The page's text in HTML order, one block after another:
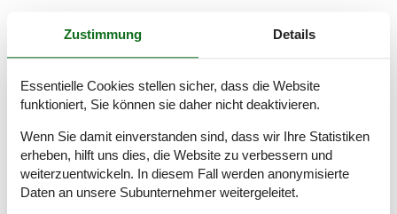
Raumaufteilung
Schlafzimmer
Kleinkindbett
Doppelbett - 180x200
Anbau
Doppelbett - 140x200
Zustimmung Details
Essentielle Cookies stellen sicher, dass die Website
funktioniert, Sie können sie daher nicht deaktivieren.
Wenn Sie damit einverstanden sind, dass wir Ihre Statistiken
erheben, hilft uns dies, die Website zu verbessern und
weiterzuentwickeln. In diesem Fall werden anonymisierte
Daten an unsere Subunternehmer weitergeleitet.